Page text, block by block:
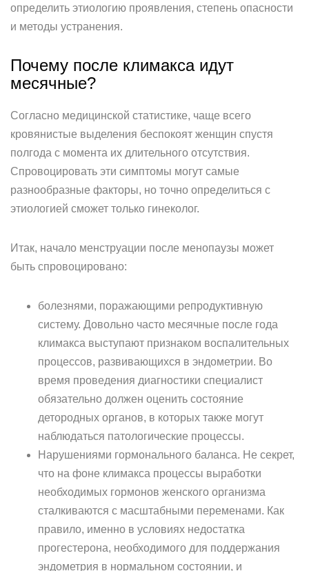
определить этиологию проявления, степень опасности
и методы устранения.
Почему после климакса идут
месячные?
Согласно медицинской статистике, чаще всего
кровянистые выделения беспокоят женщин спустя
полгода с момента их длительного отсутствия.
Спровоцировать эти симптомы могут самые
разнообразные факторы, но точно определиться с
этиологией сможет только гинеколог.
Итак, начало менструации после менопаузы может
быть спровоцировано:
болезнями, поражающими репродуктивную
систему. Довольно часто месячные после года
климакса выступают признаком воспалительных
процессов, развивающихся в эндометрии. Во
время проведения диагностики специалист
обязательно должен оценить состояние
детородных органов, в которых также могут
наблюдаться патологические процессы.
Нарушениями гормонального баланса. Не секрет,
что на фоне климакса процессы выработки
необходимых гормонов женского организма
сталкиваются с масштабными переменами. Как
правило, именно в условиях недостатка
прогестерона, необходимого для поддержания
эндометрия в нормальном состоянии, и